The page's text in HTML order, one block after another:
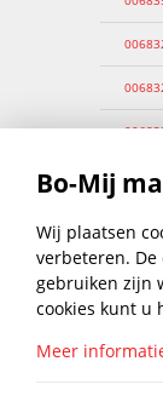
Bo-Mij
Wij plaatsen
verbeteren.
gebruiken zijn
cookies kunt u
Meer